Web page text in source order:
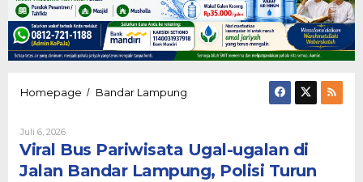
Homepage / Bandar Lampung
ugalan
Jalan
Juli 6, 2026Oleh
Shodiq
Permono
Viral Bus Pariwisata Ugal-ugalan di
Jalan Bandar Lampung, Polisi Turun